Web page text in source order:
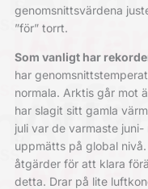
genomsnittsvärdena
”för” torrt.
Som vanligt har
har
normala. Arktis går mot
har slagit sitt gamla
juli var de varmaste
uppmätts på global
åtgärder för att klara
detta. Drar på lite